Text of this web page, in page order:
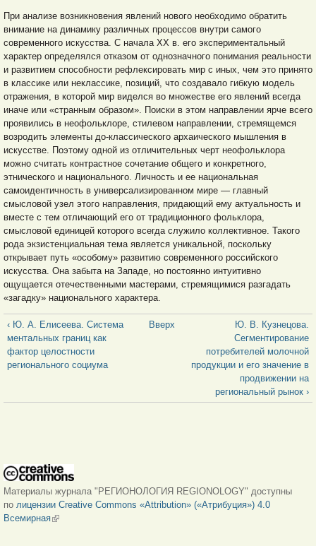
При анализе возникновения явлений нового необходимо обратить
внимание на динамику различных процессов внутри самого
современного искусства. С начала ХХ в. его экспериментальный
характер определялся отказом от однозначного понимания реальности
и развитием способности рефлексировать мир с иных, чем это принято
в классике или неклассике, позиций, что создавало гибкую модель
отражения, в которой мир виделся во множестве его явлений всегда
иначе или «странным образом». Поиски в этом направлении ярче всего
проявились в неофольклоре, стилевом направлении, стремящемся
возродить элементы до-классического архаического мышления в
искусстве. Поэтому одной из отличительных черт неофольклора
можно считать контрастное сочетание общего и конкретного,
этнического и национального. Личность и ее национальная
самоидентичность в универсализированном мире — главный
смысловой узел этого направления, придающий ему актуальность и
вместе с тем отличающий его от традиционного фольклора,
смысловой единицей которого всегда служило коллективное. Такого
рода экзистенциальная тема является уникальной, поскольку
открывает путь «особому» развитию современного российского
искусства. Она забыта на Западе, но постоянно интуитивно
ощущается отечественными мастерами, стремящимися разгадать
«загадку» национального характера.
‹ Ю. А. Елисеева. Система
ментальных границ как
фактор целостности
регионального социума
Вверх
Ю. В. Кузнецова.
Сегментирование
потребителей молочной
продукции и его значение в
продвижении на
региональный рынок ›
Материалы журнала "РЕГИОНОЛОГИЯ REGIONOLOGY" доступны
по лицензии Creative Commons «Attribution» («Атрибуция») 4.0
Всемирная(внешняя ссылка)